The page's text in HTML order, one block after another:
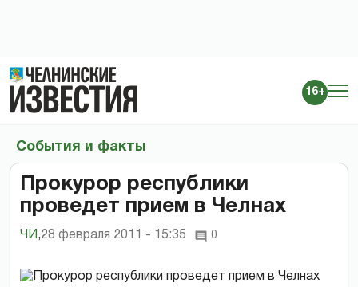
16+
События и факты
Прокурор республики
проведет прием в Челнах
ЧИ ,28 февраля 2011 - 15:35 0